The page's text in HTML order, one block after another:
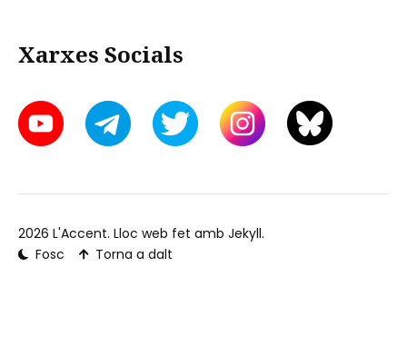
Xarxes Socials
2026 L'Accent. Lloc web fet amb Jekyll.
Fosc
Torna a dalt